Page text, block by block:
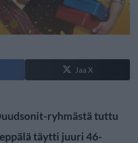
Jaa X
ryhmästä tuttu
täytti juuri 46-